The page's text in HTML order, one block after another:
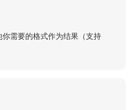
需要的格式作为结果（支持